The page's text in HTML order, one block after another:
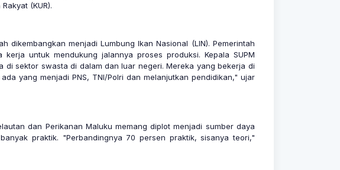
(KUR).
menjadi Lumbung Ikan Nasional (LIN). Pemerintah
untuk mendukung jalannya proses produksi. Kepala SUPM
di sektor swasta di dalam dan luar negeri. Mereka yang bekerja di
yang menjadi PNS, TNI/Polri dan melanjutkan pendidikan," ujar
dan Perikanan Maluku memang diplot menjadi sumber daya
praktik. "Perbandingnya 70 persen praktik, sisanya teori,"